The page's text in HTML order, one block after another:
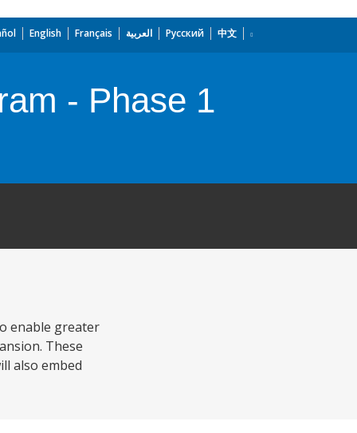
English Français العربية Русский 中文
- Phase 1
enable greater
These
also embed